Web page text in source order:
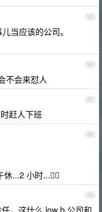
95
当应该的公司。
96
不会来怼人
97
赶人下班
98
...2 小时...🤷‍♂️
99
，这什么 low b 公司和